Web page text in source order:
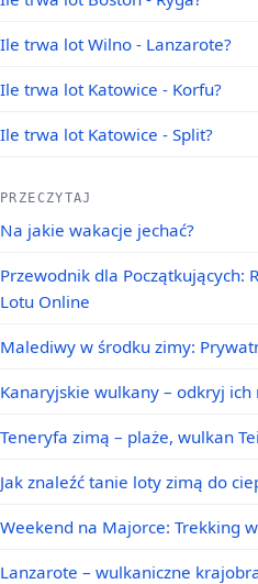
Ile trwa lot Wilno - Lanzarote?
Ile trwa lot Katowice - Korfu?
Ile trwa lot Katowice - Split?
PRZECZYTAJ
Na jakie wakacje jechać?
Przewodnik dla Początkujących:
Lotu Online
Malediwy w środku zimy:
Kanaryjskie wulkany – odkryj ich
Teneryfa zimą – plaże, wulkan
Jak znaleźć tanie loty zimą do
Weekend na Majorce: Trekking
Lanzarote – wulkaniczne